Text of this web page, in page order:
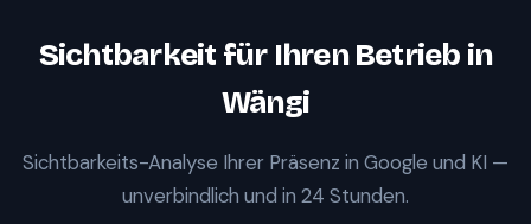
Sichtbarkeit für Ihren Betrieb in
Wängi
Sichtbarkeits-Analyse Ihrer Präsenz in Google und KI —
unverbindlich und in 24 Stunden.